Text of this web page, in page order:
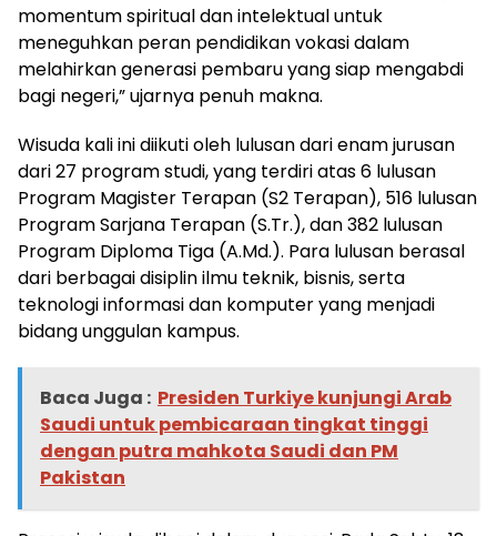
momentum spiritual dan intelektual untuk
meneguhkan peran pendidikan vokasi dalam
melahirkan generasi pembaru yang siap mengabdi
bagi negeri,” ujarnya penuh makna.
Wisuda kali ini diikuti oleh lulusan dari enam jurusan
dari 27 program studi, yang terdiri atas 6 lulusan
Program Magister Terapan (S2 Terapan), 516 lulusan
Program Sarjana Terapan (S.Tr.), dan 382 lulusan
Program Diploma Tiga (A.Md.). Para lulusan berasal
dari berbagai disiplin ilmu teknik, bisnis, serta
teknologi informasi dan komputer yang menjadi
bidang unggulan kampus.
Baca Juga : Presiden Turkiye kunjungi Arab
Saudi untuk pembicaraan tingkat tinggi
dengan putra mahkota Saudi dan PM
Pakistan